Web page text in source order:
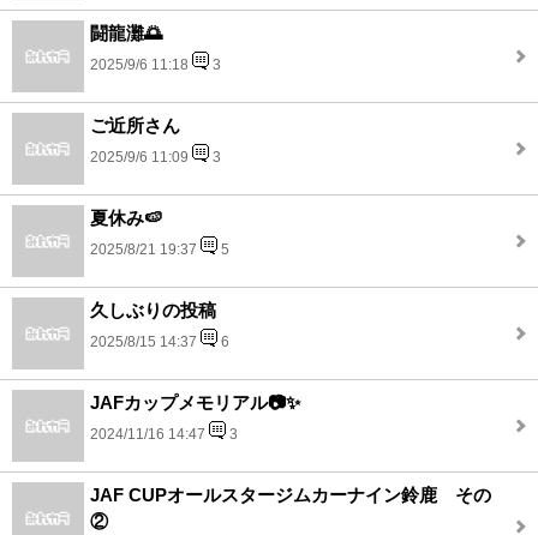
闘龍灘🌅
2025/9/6 11:18 3
ご近所さん
2025/9/6 11:09 3
夏休み🍉
2025/8/21 19:37 5
久しぶりの投稿
2025/8/15 14:37 6
JAFカップメモリアル📷✨
2024/11/16 14:47 3
JAF CUPオールスタージムカーナイン鈴鹿 その
②